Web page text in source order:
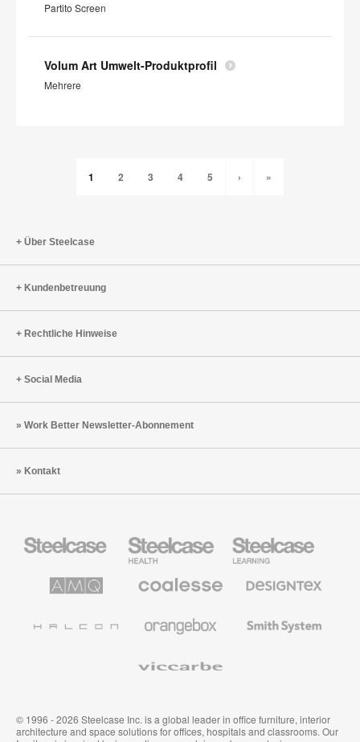
Partito Screen
Volum Art Umwelt-Produktprofil
Mehrere
1 2 3 4 5 › »
Über Steelcase
Kundenbetreuung
Rechtliche Hinweise
Social Media
Work Better Newsletter-Abonnement
Kontakt
Büromöbel
Health
Education
Möbel
Solutions
Büromöbel
Textilien
System
© 1996 - 2026 Steelcase Inc. is a global leader in office furniture, interior
architecture and space solutions for offices, hospitals and classrooms. Our